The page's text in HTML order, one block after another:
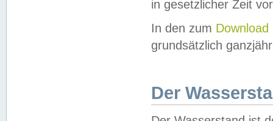
in gesetzlicher Zeit
In den zum Download
grundsätzlich
Der